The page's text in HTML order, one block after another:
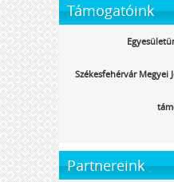
Támogatóink
Székesfehérvár Megyei
Partnereink